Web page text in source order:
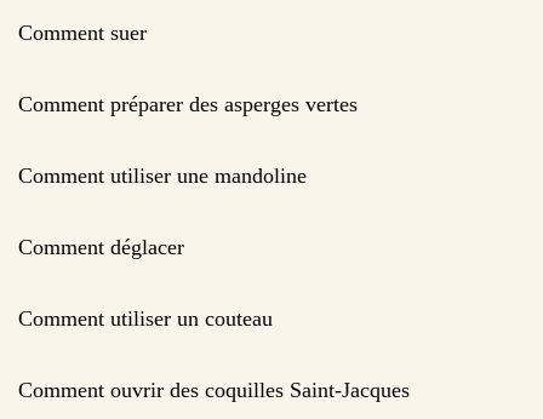
Comment suer
Comment préparer des asperges vertes
Comment utiliser une mandoline
Comment déglacer
Comment utiliser un couteau
Comment ouvrir des coquilles Saint-Jacques